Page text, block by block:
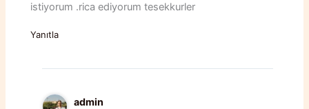
istiyorum .rica ediyorum tesekkurler
Yanıtla
admin